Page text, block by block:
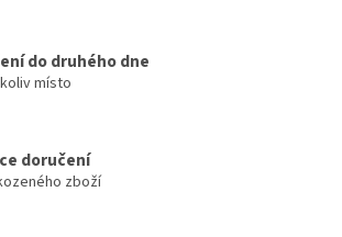
do druhého dne
místo
doručení
zboží